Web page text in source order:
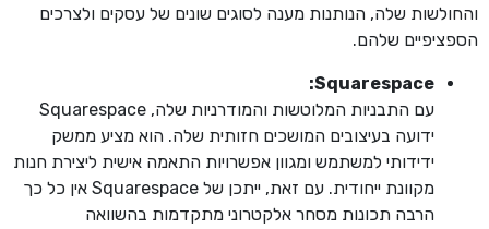
והחולשות שלה, הנותנות מענה לסוגים שונים של עסקים ולצרכים
הספציפיים שלהם.
Squarespace
:
עם התבניות המלוטשות והמודרניות שלה, Squarespace
ידועה בעיצובים המושכים חזותית שלה. הוא מציע ממשק
ידידותי למשתמש ומגוון אפשרויות התאמה אישית ליצירת חנות
מקוונת ייחודית. עם זאת, ייתכן של Squarespace אין כל כך
הרבה תכונות מסחר אלקטרוני מתקדמות בהשוואה